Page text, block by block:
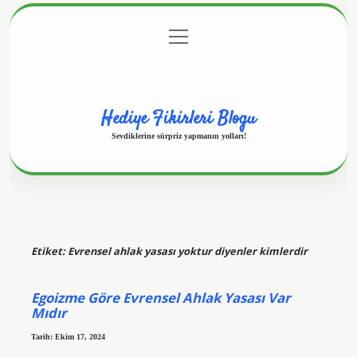
Gizlilik Politikası
menüyü
aç
Hediye Fikirleri Blogu
Sevdiklerine sürpriz yapmanın yolları!
Etiket:Evrensel ahlak yasası yoktur diyenler kimlerdir
Egoizme Göre Evrensel Ahlak Yasası Var
Mıdır
Tarih: Ekim 17, 2024